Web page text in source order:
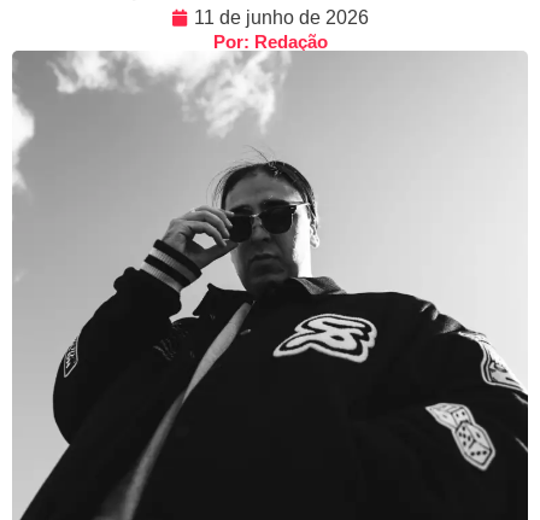
11 de junho de 2026
Por: Redação